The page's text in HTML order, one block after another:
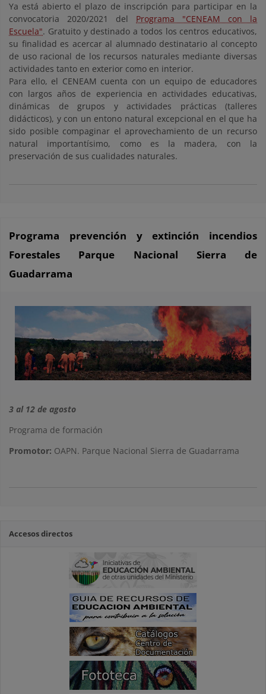
Ya está abierto el plazo de inscripción para participar en la
convocatoria 2020/2021 del Programa "CENEAM con la
Escuela". Gratuito y destinado a todos los centros educativos,
su finalidad es acercar al alumnado destinatario al concepto
de uso racional de los recursos naturales mediante diversas
actividades tanto en exterior como en interior.
Para ello, el CENEAM cuenta con un equipo de educadores
con largos años de experiencia en actividades educativas,
dinámicas de grupos y actividades prácticas (talleres
didácticos), y con un entono natural excepcional en el que ha
sido posible compaginar el aprovechamiento de un recurso
natural importantísimo, como es la madera, con la
preservación de sus cualidades naturales.
Programa prevención y extinción incendios
Forestales Parque Nacional Sierra de
Guadarrama
3 al 12 de agosto
Programa de formación
Promotor: OAPN. Parque Nacional Sierra de Guadarrama
Accesos directos